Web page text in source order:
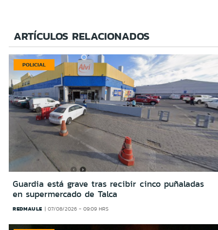
ARTÍCULOS RELACIONADOS
POLICIAL
Guardia está grave tras recibir cinco puñaladas
en supermercado de Talca
REDMAULE 07/08/2026 - 09:09 HRS